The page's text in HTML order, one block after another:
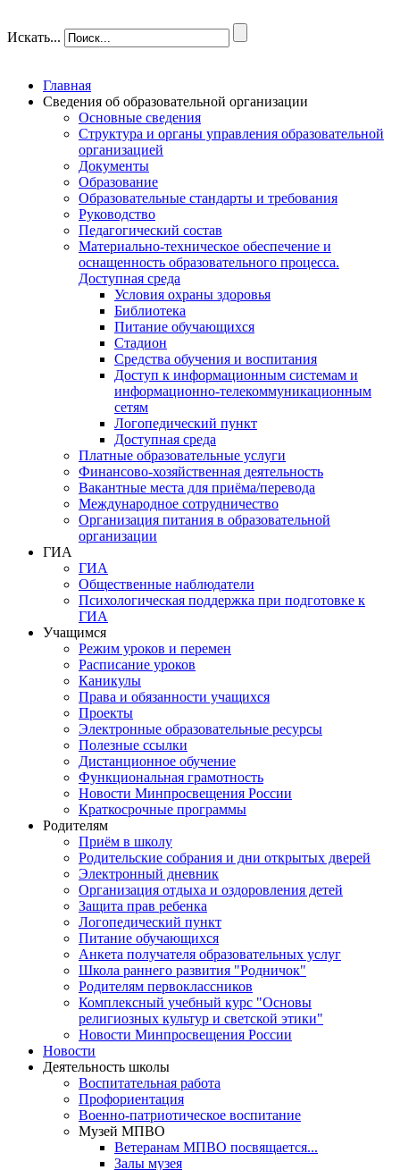
Искать...
Главная
Сведения об образовательной организации
Основные сведения
Структура и органы управления образовательной
организацией
Документы
Образование
Образовательные стандарты и требования
Руководство
Педагогический состав
Материально-техническое обеспечение и
оснащенность образовательного процесса.
Доступная среда
Условия охраны здоровья
Библиотека
Питание обучающихся
Стадион
Средства обучения и воспитания
Доступ к информационным системам и
информационно-телекоммуникационным
сетям
Логопедический пункт
Доступная среда
Платные образовательные услуги
Финансово-хозяйственная деятельность
Вакантные места для приёма/перевода
Международное сотрудничество
Организация питания в образовательной
организации
ГИА
ГИА
Общественные наблюдатели
Психологическая поддержка при подготовке к
ГИА
Учащимся
Режим уроков и перемен
Расписание уроков
Каникулы
Права и обязанности учащихся
Проекты
Электронные образовательные ресурсы
Полезные ссылки
Дистанционное обучение
Функциональная грамотность
Новости Минпросвещения России
Краткосрочные программы
Родителям
Приём в школу
Родительские собрания и дни открытых дверей
Электронный дневник
Организация отдыха и оздоровления детей
Защита прав ребенка
Логопедический пункт
Питание обучающихся
Анкета получателя образовательных услуг
Школа раннего развития "Родничок"
Родителям первоклассников
Комплексный учебный курс "Основы
религиозных культур и светской этики"
Новости Минпросвещения России
Новости
Деятельность школы
Воспитательная работа
Профориентация
Военно-патриотическое воспитание
Музей МПВО
Ветеранам МПВО посвящается...
Залы музея